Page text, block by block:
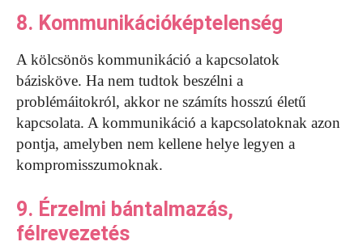
8. Kommunikációképtelenség
A kölcsönös kommunikáció a kapcsolatok
bázisköve. Ha nem tudtok beszélni a
problémáitokról, akkor ne számíts hosszú életű
kapcsolata. A kommunikáció a kapcsolatoknak azon
pontja, amelyben nem kellene helye legyen a
kompromisszumoknak.
9. Érzelmi bántalmazás,
félrevezetés